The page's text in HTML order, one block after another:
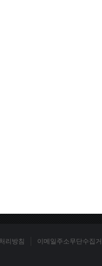
리방침 이메일주소무단수집